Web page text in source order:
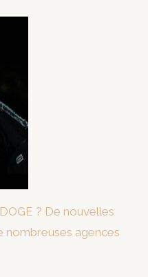
? De nouvelles
nombreuses agences